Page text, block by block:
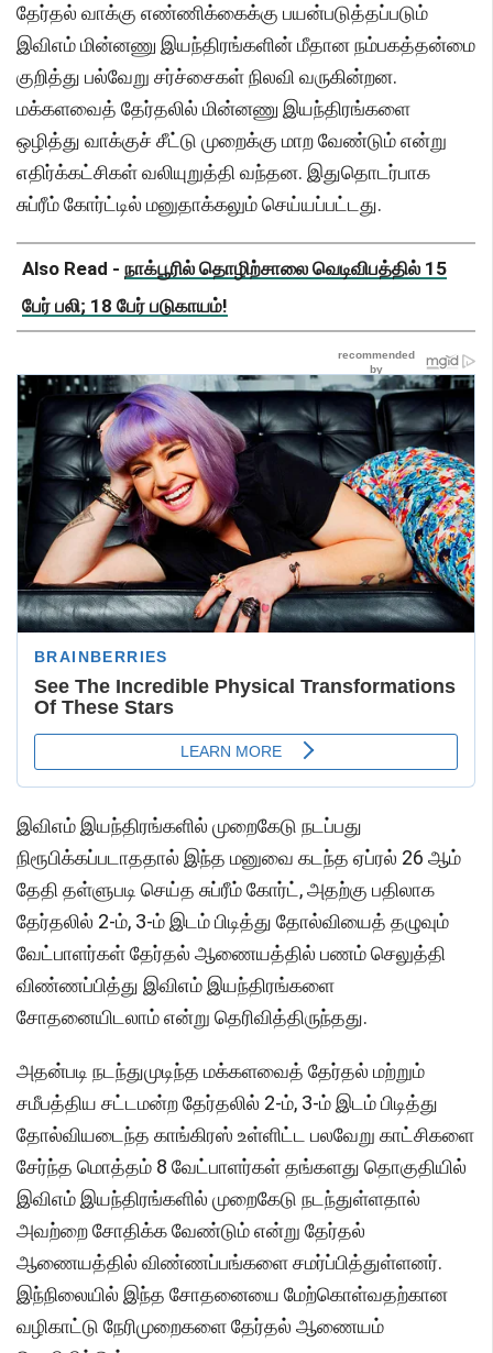
தேர்தல் வாக்கு எண்ணிக்கைக்கு பயன்படுத்தப்படும்
இவிஎம் மின்னணு இயந்திரங்களின் மீதான நம்பகத்தன்மை
குறித்து பல்வேறு சர்ச்சைகள் நிலவி வருகின்றன.
மக்களவைத் தேர்தலில் மின்னணு இயந்திரங்களை
ஒழித்து வாக்குச் சீட்டு முறைக்கு மாற வேண்டும் என்று
எதிர்க்கட்சிகள் வலியுறுத்தி வந்தன. இதுதொடர்பாக
சுப்ரீம் கோர்ட்டில் மனுதாக்கலும் செய்யப்பட்டது.
Also Read - நாக்பூரில் தொழிற்சாலை வெடிவிபத்தில் 15
பேர் பலி; 18 பேர் படுகாயம்!
இவிஎம் இயந்திரங்களில் முறைகேடு நடப்பது
நிரூபிக்கப்படாததால் இந்த மனுவை கடந்த ஏப்ரல் 26 ஆம்
தேதி தள்ளுபடி செய்த சுப்ரீம் கோர்ட், அதற்கு பதிலாக
தேர்தலில் 2-ம், 3-ம் இடம் பிடித்து தோல்வியைத் தழுவும்
வேட்பாளர்கள் தேர்தல் ஆணையத்தில் பணம் செலுத்தி
விண்ணப்பித்து இவிஎம் இயந்திரங்களை
சோதனையிடலாம் என்று தெரிவித்திருந்தது.
அதன்படி நடந்துமுடிந்த மக்களவைத் தேர்தல் மற்றும்
சமீபத்திய சட்டமன்ற தேர்தலில் 2-ம், 3-ம் இடம் பிடித்து
தோல்வியடைந்த காங்கிரஸ் உள்ளிட்ட பலவேறு காட்சிகளை
சேர்ந்த மொத்தம் 8 வேட்பாளர்கள் தங்களது தொகுதியில்
இவிஎம் இயந்திரங்களில் முறைகேடு நடந்துள்ளதால்
அவற்றை சோதிக்க வேண்டும் என்று தேர்தல்
ஆணையத்தில் விண்ணப்பங்களை சமர்ப்பித்துள்ளனர்.
இந்நிலையில் இந்த சோதனையை மேற்கொள்வதற்கான
வழிகாட்டு நேரிமுறைகளை தேர்தல் ஆணையம்